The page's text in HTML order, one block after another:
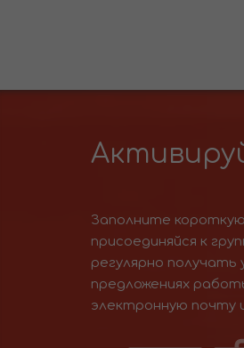
Заполните
присоединяйся к
регулярно получать
предложениях
электронную почту